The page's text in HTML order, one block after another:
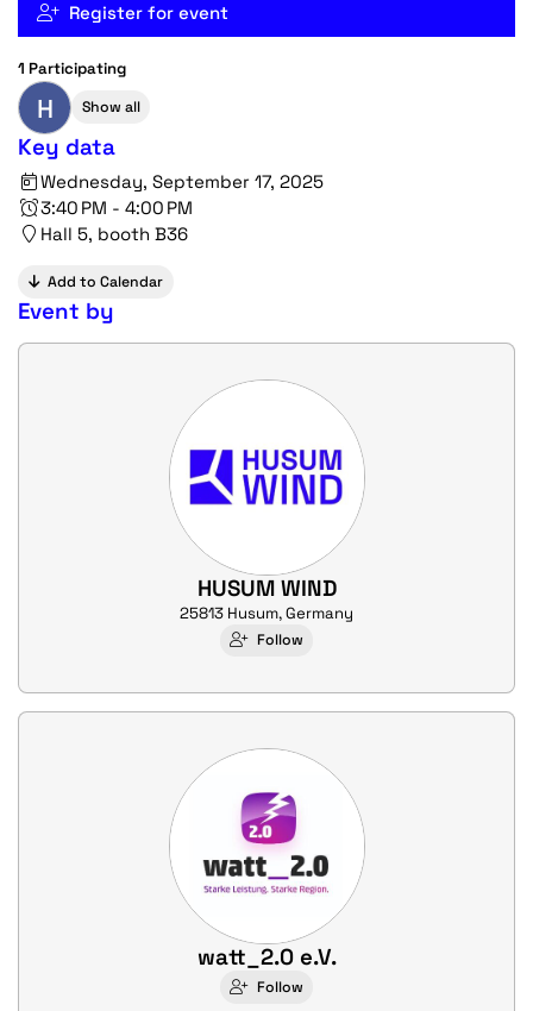
Register for event
1 Participating
H Show all
Key data
Wednesday, September 17, 2025
3:40 PM - 4:00 PM
Hall 5, booth B36
Add to Calendar
Event by
HUSUM WIND
25813 Husum, Germany
Follow
watt_2.0 e.V.
Follow